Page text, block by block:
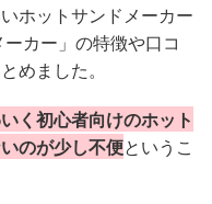
ホットサンドメーカー
カー」の特徴や口コ
めました。
く初心者向けのホット
のが少し不便というこ